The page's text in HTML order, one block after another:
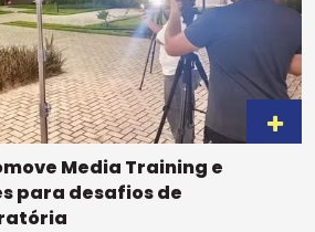
Media Training e
para desafios de